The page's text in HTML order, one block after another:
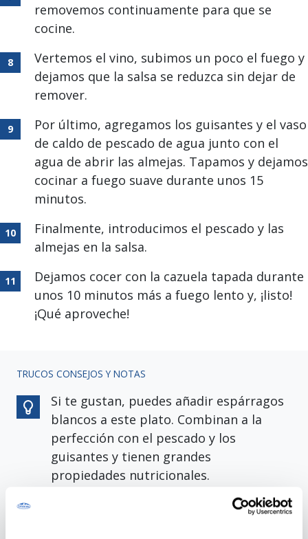
removemos continuamente para que se
cocine.
Vertemos el vino, subimos un poco el fuego y
dejamos que la salsa se reduzca sin dejar de
remover.
Por último, agregamos los guisantes y el vaso
de caldo de pescado de agua junto con el
agua de abrir las almejas. Tapamos y dejamos
cocinar a fuego suave durante unos 15
minutos.
Finalmente, introducimos el pescado y las
almejas en la salsa.
Dejamos cocer con la cazuela tapada durante
unos 10 minutos más a fuego lento y, ¡listo!
¡Qué aproveche!
TRUCOS CONSEJOS Y NOTAS
Si te gustan, puedes añadir espárragos
blancos a este plato. Combinan a la
perfección con el pescado y los
guisantes y tienen grandes
propiedades nutricionales.
¡No te pases con la harina! Para